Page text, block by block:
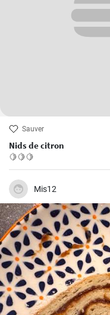
Sauver
Nids de citron
🍋🍋🍋
Mis12